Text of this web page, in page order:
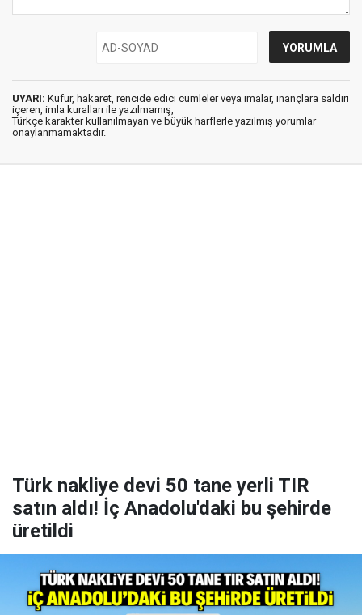
UYARI: Küfür, hakaret, rencide edici cümleler veya imalar, inançlara saldırı
içeren, imla kuralları ile yazılmamış,
Türkçe karakter kullanılmayan ve büyük harflerle yazılmış yorumlar
onaylanmamaktadır.
Türk nakliye devi 50 tane yerli TIR
satın aldı! İç Anadolu'daki bu şehirde
üretildi